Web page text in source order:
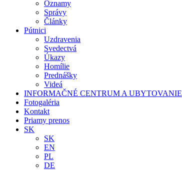
Oznamy
Správy
Články
Pútnici
Uzdravenia
Svedectvá
Úkazy
Homílie
Prednášky
Videá
INFORMAČNÉ CENTRUM A UBYTOVANIE
Fotogaléria
Kontakt
Priamy prenos
SK
SK
EN
PL
DE